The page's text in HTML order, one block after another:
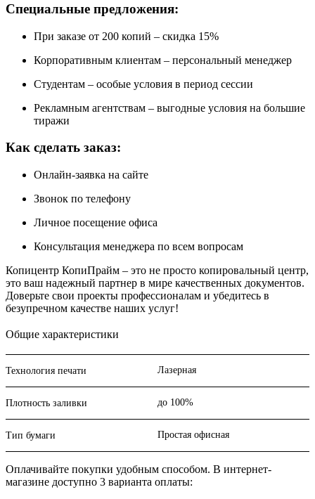
Специальные предложения:
При заказе от 200 копий – скидка 15%
Корпоративным клиентам – персональный менеджер
Студентам – особые условия в период сессии
Рекламным агентствам – выгодные условия на большие
тиражи
Как сделать заказ:
Онлайн-заявка на сайте
Звонок по телефону
Личное посещение офиса
Консультация менеджера по всем вопросам
Копицентр КопиПрайм – это не просто копировальный центр,
это ваш надежный партнер в мире качественных документов.
Доверьте свои проекты профессионалам и убедитесь в
безупречном качестве наших услуг!
Общие характеристики
Технология печати Лазерная
Плотность заливки до 100%
Тип бумаги Простая офисная
Оплачивайте покупки удобным способом. В интернет-
магазине доступно 3 варианта оплаты: